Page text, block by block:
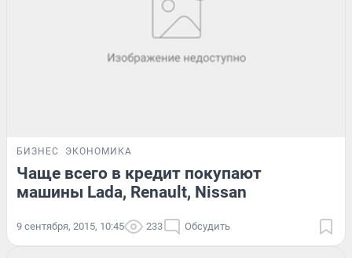
БИЗНЕС ЭКОНОМИКА
Чаще всего в кредит покупают
машины Lada, Renault, Nissan
9 сентября, 2015, 10:45 233 Обсудить